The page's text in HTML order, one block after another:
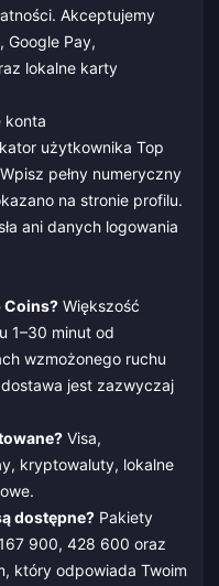
Akceptujemy
Google Pay,
lokalne karty
konta
użytkownika Top
pełny numeryczny
na stronie profilu.
ani danych logowania
Coins? Większość
1–30 minut od
wzmożonego ruchu
jest zazwyczaj
Visa,
kryptowaluty, lokalne
dostępne? Pakiety
900, 428 600 oraz
który odpowiada Twoim